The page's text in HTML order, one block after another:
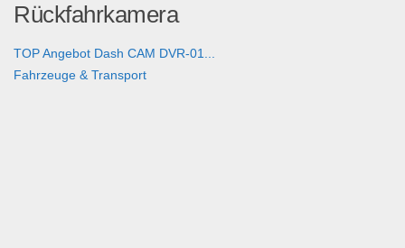
Rückfahrkamera
TOP Angebot Dash CAM DVR-01...
Fahrzeuge & Transport